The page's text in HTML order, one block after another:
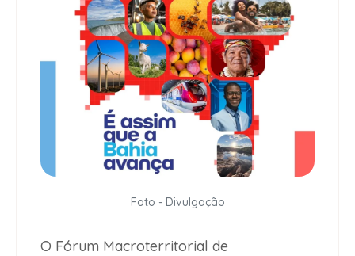
Foto - Divulgação
O Fórum Macroterritorial de